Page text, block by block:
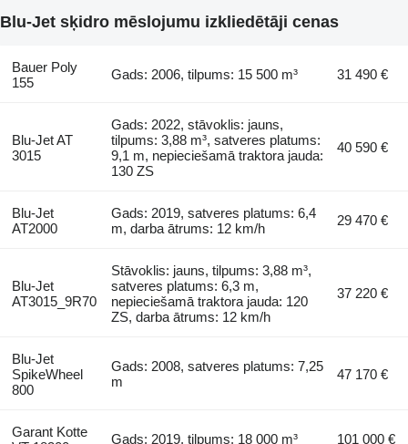
Blu-Jet sķidro mēslojumu izkliedētāji cenas
Bauer Poly
155
Gads: 2006, tilpums: 15 500 m³ 31 490 €
Blu-Jet AT
3015
Gads: 2022, stāvoklis: jauns,
tilpums: 3,88 m³, satveres platums:
9,1 m, nepieciešamā traktora jauda:
130 ZS
40 590 €
Blu-Jet
AT2000
Gads: 2019, satveres platums: 6,4
m, darba ātrums: 12 km/h
29 470 €
Blu-Jet
AT3015_9R70
Stāvoklis: jauns, tilpums: 3,88 m³,
satveres platums: 6,3 m,
nepieciešamā traktora jauda: 120
ZS, darba ātrums: 12 km/h
37 220 €
Blu-Jet
SpikeWheel
800
Gads: 2008, satveres platums: 7,25
m
47 170 €
Garant Kotte
Gads: 2019, tilpums: 18 000 m³ 101 000 €